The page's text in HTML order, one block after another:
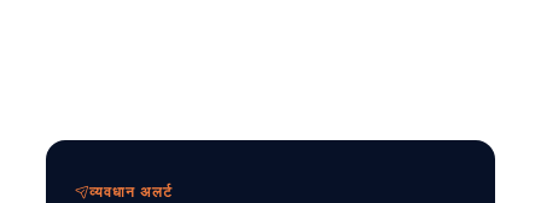
व्यवधान अलर्ट